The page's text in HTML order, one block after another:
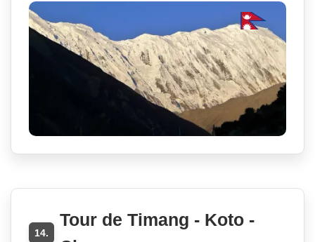
14.
Tour de Timang - Koto -